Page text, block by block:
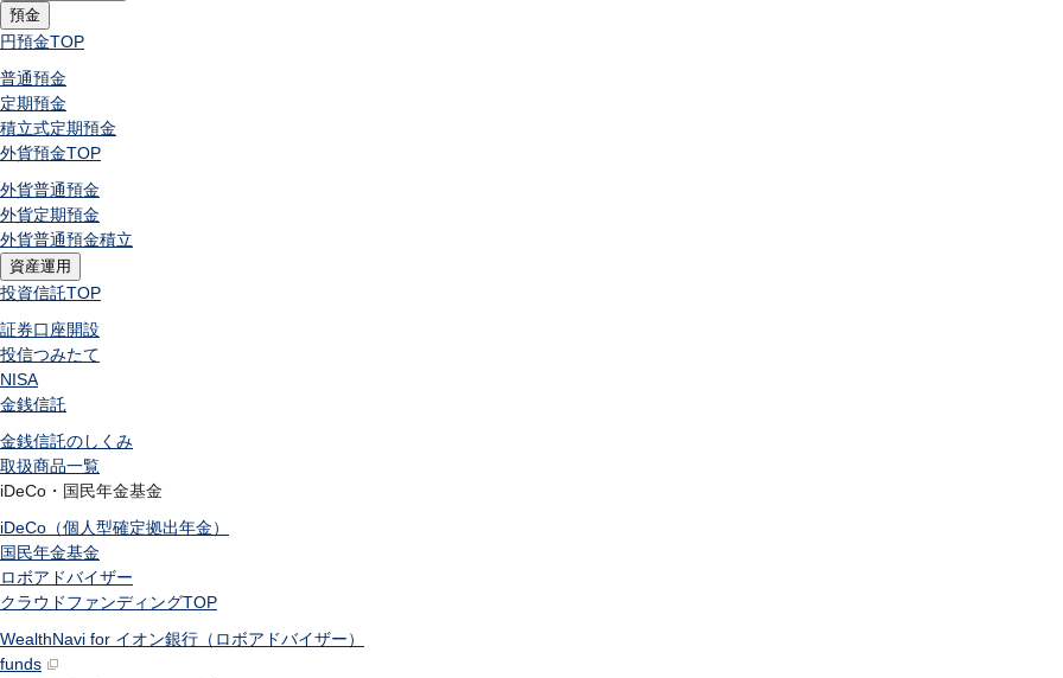
預金
円預金TOP
普通預金
定期預金
積立式定期預金
外貨預金TOP
外貨普通預金
外貨定期預金
外貨普通預金積立
資産運用
投資信託TOP
証券口座開設
投信つみたて
NISA
金銭信託
金銭信託のしくみ
取扱商品一覧
iDeCo・国民年金基金
iDeCo（個人型確定拠出年金）
国民年金基金
ロボアドバイザー
クラウドファンディングTOP
WealthNavi for イオン銀行（ロボアドバイザー）
funds